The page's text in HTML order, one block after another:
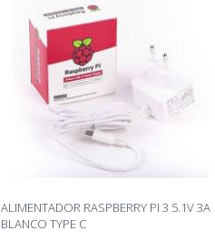
ALIMENTADOR RASPBERRY PI 3 5.1V 3A
BLANCO TYPE C